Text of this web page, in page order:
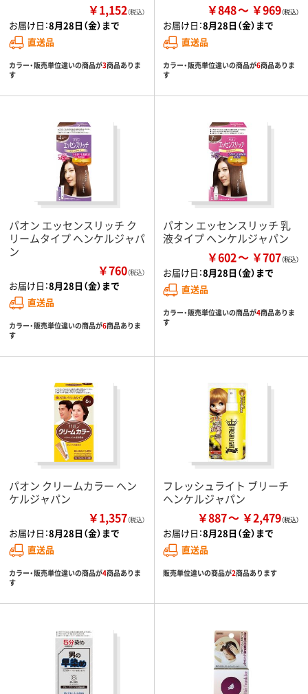
￥1,152（税込）
お届け日：8月28日（金）まで
直送品
カラー・販売単位違いの商品が3商品ありま
す
￥848 ￥969
お届け日：8月28日（金）まで
直送品
カラー・販売単位違いの商品が6商品ありま
す
パオン エッセンスリッチ ク
リームタイプ ヘンケルジャパ
ン
￥760（税込）
お届け日：8月28日（金）まで
直送品
カラー・販売単位違いの商品が6商品ありま
す
パオン エッセンスリッチ 乳
液タイプ ヘンケルジャパン
￥602 ￥707
お届け日：8月28日（金）まで
直送品
カラー・販売単位違いの商品が4商品ありま
す
パオン クリームカラー ヘン
ケルジャパン
￥1,357（税込）
お届け日：8月28日（金）まで
直送品
カラー・販売単位違いの商品が4商品ありま
す
フレッシュライト ブリーチ
ヘンケルジャパン
￥887 ￥2,479
お届け日：8月28日（金）まで
直送品
販売単位違いの商品が2商品あります